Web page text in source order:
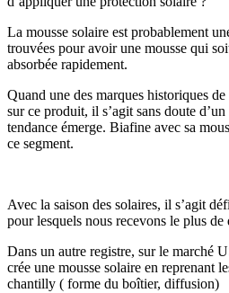
La mousse solaire est probablement
trouvées pour avoir une mousse qui
absorbée rapidement.
Quand une des marques historiques
sur ce produit, il s’agit sans doute
tendance émerge. Biafine avec sa
ce segment.
Avec la saison des solaires, il s’agit
pour lesquels nous recevons le plus de
Dans un autre registre, sur le marché
crée une mousse solaire en reprenant
chantilly ( forme du boîtier, diffusion)